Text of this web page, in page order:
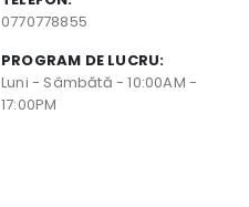
0770778855
PROGRAM DE LUCRU:
Luni - Sâmbătă - 10:00AM -
17:00PM